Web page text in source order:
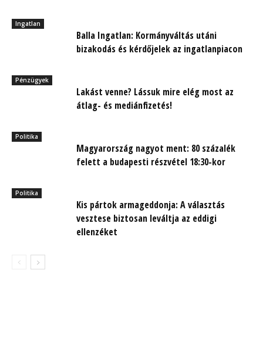
Ingatlan
Balla Ingatlan: Kormányváltás utáni
bizakodás és kérdőjelek az ingatlanpiacon
Pénzügyek
Lakást venne? Lássuk mire elég most az
átlag- és mediánfizetés!
Politika
Magyarország nagyot ment: 80 százalék
felett a budapesti részvétel 18:30-kor
Politika
Kis pártok armageddonja: A választás
vesztese biztosan leváltja az eddigi
ellenzéket